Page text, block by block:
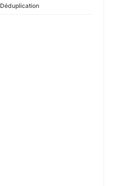
Déduplication